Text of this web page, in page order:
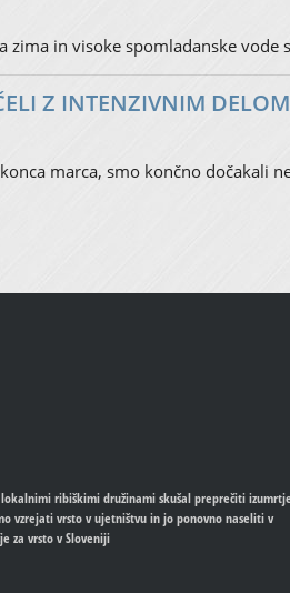
zima in visoke spomladanske vode
Z INTENZIVNIM
marca, smo končno dočakali
ribiškimi družinami skušal preprečiti izumrtje
vzrejati vrsto v ujetništvu in jo ponovno naseliti v
za vrsto v Sloveniji